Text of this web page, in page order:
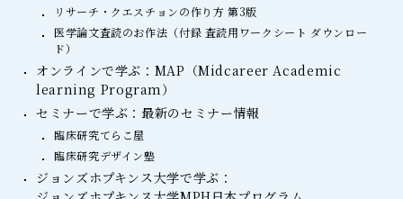
リサーチ・クエスチョンの作り方 第3版
医学論文査読のお作法（付録 査読用ワークシート ダウンロー
ド）
オンラインで学ぶ：MAP（Midcareer Academic
learning Program）
セミナーで学ぶ：最新のセミナー情報
臨床研究てらこ屋
臨床研究デザイン塾
ジョンズホプキンス大学で学ぶ：